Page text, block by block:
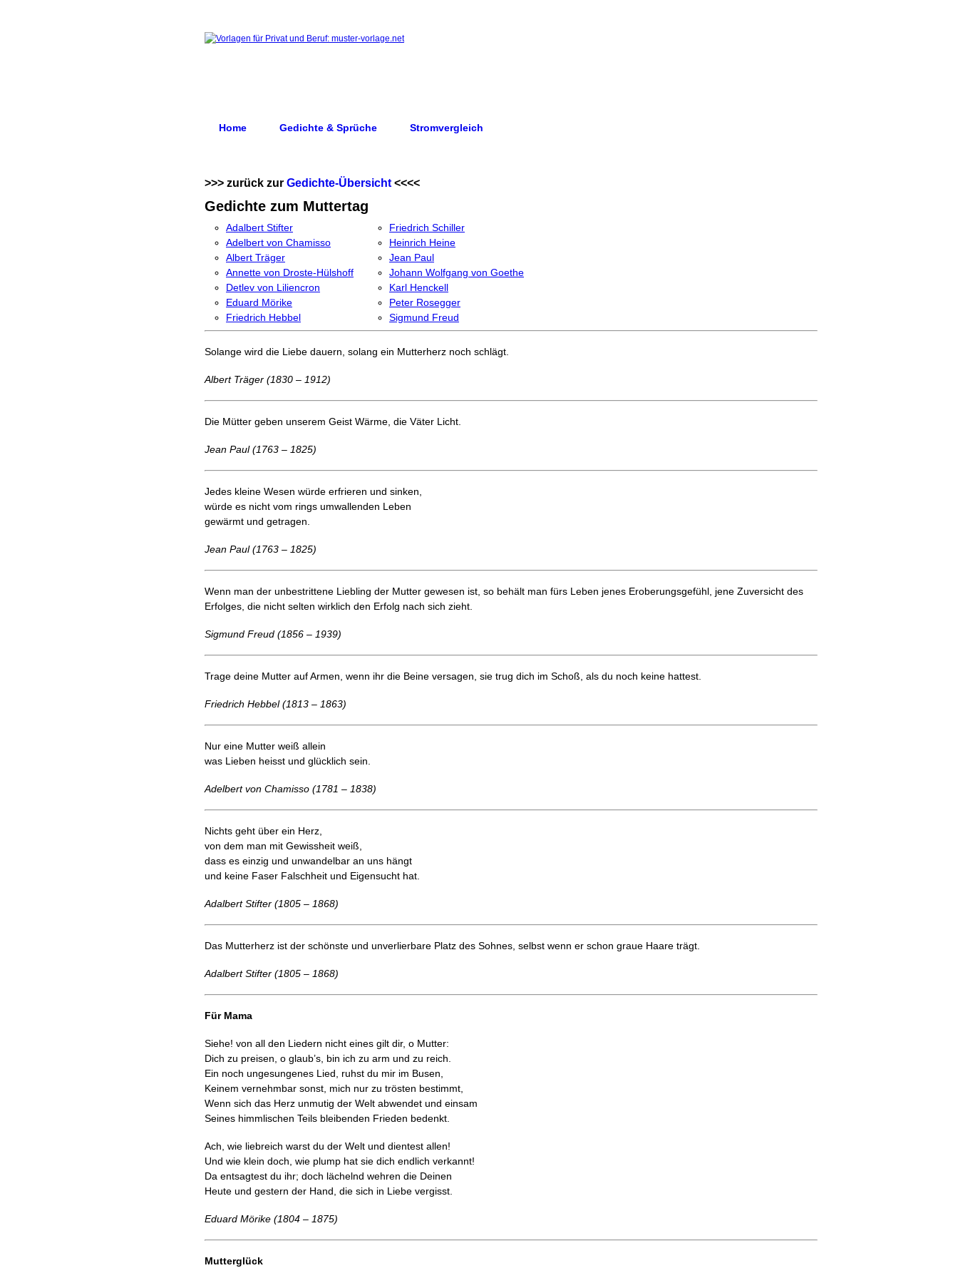
Home Gedichte & Sprüche Stromvergleich
>>> zurück zur Gedichte-Übersicht <<<<
Gedichte zum Muttertag
Adalbert Stifter
Adelbert von Chamisso
Albert Träger
Annette von Droste-Hülshoff
Detlev von Liliencron
Eduard Mörike
Friedrich Hebbel
Friedrich Schiller
Heinrich Heine
Jean Paul
Johann Wolfgang von Goethe
Karl Henckell
Peter Rosegger
Sigmund Freud
Solange wird die Liebe dauern, solang ein Mutterherz noch schlägt.
Albert Träger (1830 – 1912)
Die Mütter geben unserem Geist Wärme, die Väter Licht.
Jean Paul (1763 – 1825)
Jedes kleine Wesen würde erfrieren und sinken,
würde es nicht vom rings umwallenden Leben
gewärmt und getragen.
Jean Paul (1763 – 1825)
Wenn man der unbestrittene Liebling der Mutter gewesen ist, so behält man fürs Leben jenes Eroberungsgefühl, jene Zuversicht des
Erfolges, die nicht selten wirklich den Erfolg nach sich zieht.
Sigmund Freud (1856 – 1939)
Trage deine Mutter auf Armen, wenn ihr die Beine versagen, sie trug dich im Schoß, als du noch keine hattest.
Friedrich Hebbel (1813 – 1863)
Nur eine Mutter weiß allein
was Lieben heisst und glücklich sein.
Adelbert von Chamisso (1781 – 1838)
Nichts geht über ein Herz,
von dem man mit Gewissheit weiß,
dass es einzig und unwandelbar an uns hängt
und keine Faser Falschheit und Eigensucht hat.
Adalbert Stifter (1805 – 1868)
Das Mutterherz ist der schönste und unverlierbare Platz des Sohnes, selbst wenn er schon graue Haare trägt.
Adalbert Stifter (1805 – 1868)
Für Mama
Siehe! von all den Liedern nicht eines gilt dir, o Mutter:
Dich zu preisen, o glaub’s, bin ich zu arm und zu reich.
Ein noch ungesungenes Lied, ruhst du mir im Busen,
Keinem vernehmbar sonst, mich nur zu trösten bestimmt,
Wenn sich das Herz unmutig der Welt abwendet und einsam
Seines himmlischen Teils bleibenden Frieden bedenkt.
Ach, wie liebreich warst du der Welt und dientest allen!
Und wie klein doch, wie plump hat sie dich endlich verkannt!
Da entsagtest du ihr; doch lächelnd wehren die Deinen
Heute und gestern der Hand, die sich in Liebe vergisst.
Eduard Mörike (1804 – 1875)
Mutterglück